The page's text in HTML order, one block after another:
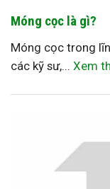
Móng cọc là gì?
Móng cọc trong
các kỹ sư,... Xem